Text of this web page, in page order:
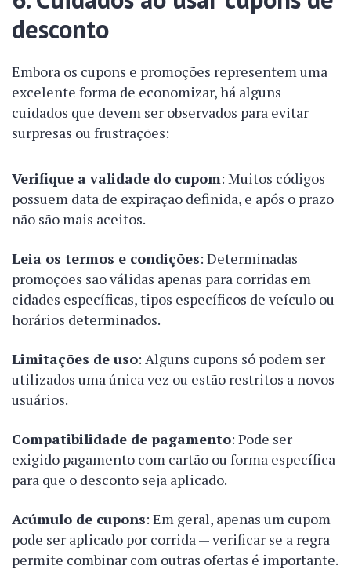
desconto
Embora os cupons e promoções representem uma
excelente forma de economizar, há alguns
cuidados que devem ser observados para evitar
surpresas ou frustrações:
Verifique a validade do cupom: Muitos códigos
possuem data de expiração definida, e após o prazo
não são mais aceitos.
Leia os termos e condições: Determinadas
promoções são válidas apenas para corridas em
cidades específicas, tipos específicos de veículo ou
horários determinados.
Limitações de uso: Alguns cupons só podem ser
utilizados uma única vez ou estão restritos a novos
usuários.
Compatibilidade de pagamento: Pode ser
exigido pagamento com cartão ou forma específica
para que o desconto seja aplicado.
Acúmulo de cupons: Em geral, apenas um cupom
pode ser aplicado por corrida — verificar se a regra
permite combinar com outras ofertas é importante.